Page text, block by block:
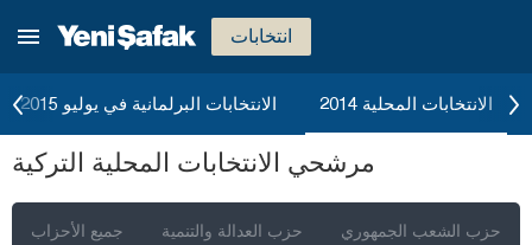
انتخابات
الانتخابات البرلمانية في يوليو 2015 الانتخابات المحلية 2014
مرشحي الانتخابات المحلية التركية
جميع الأحزاب حزب العدالة والتنمية حزب الشعب الجمهوري
أغري
أكسراي
أماصيا
أنطاليا